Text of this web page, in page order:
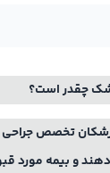
چقدر است؟
تخصص
و بیمه مورد